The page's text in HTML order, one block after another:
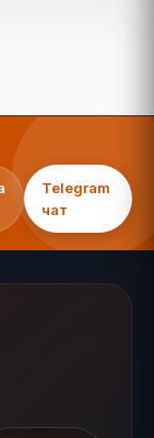
Telegram
чат